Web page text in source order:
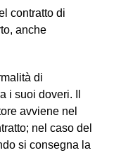
contratto di
anche
di
i suoi doveri. Il
avviene nel
nel caso del
si consegna la